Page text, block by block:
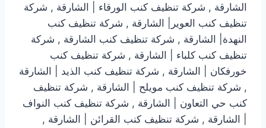
الشارقة , شركة تنظيف كنب الورقاء | الشارقة , شركة
تنظيف كنب العوير| الشارقة , شركة تنظيف كنب
النهدة| الشارقة , شركة تنظيف كنب الشارقة , شركة
تنظيف كنب كلباء | الشارقة , شركة تنظيف كنب
خورفكان | الشارقة , شركة تنظيف كنب الذيد | الشارقة
, شركة تنظيف كنب مويلح | الشارقة , شركة تنظيف
كنب حي التعاون | الشارقة , شركة تنظيف كنب النواف
| الشارقة , شركة تنظيف كنب القرائن | الشارقة ,